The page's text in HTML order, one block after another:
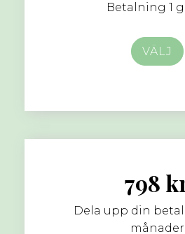
Betalning 1
VÄLJ
798
Dela upp din
månader